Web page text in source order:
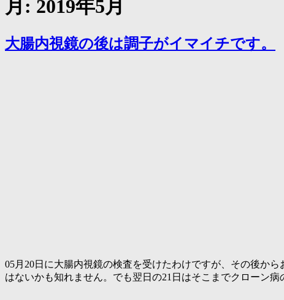
月: 2019年5月
大腸内視鏡の後は調子がイマイチです。
05月20日に大腸内視鏡の検査を受けたわけですが、その後か
はないかも知れません。でも翌日の21日はそこまでクローン